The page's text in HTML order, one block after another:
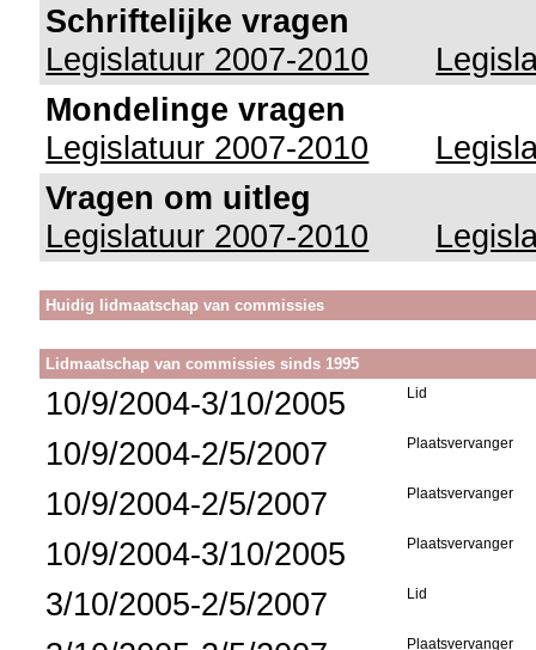
Schriftelijke vragen
Legislatuur 2007-2010
Mondelinge vragen
Legislatuur 2007-2010
Vragen om uitleg
Legislatuur 2007-2010
Huidig lidmaatschap van commissies
Lidmaatschap van commissies sinds 1995
10/9/2004-3/10/2005 Lid
10/9/2004-2/5/2007 Plaatsvervanger
10/9/2004-2/5/2007 Plaatsvervanger
10/9/2004-3/10/2005 Plaatsvervanger
3/10/2005-2/5/2007 Lid
Plaatsvervanger